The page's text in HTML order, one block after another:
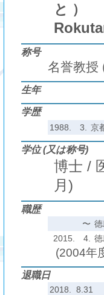
と ）
称号
名誉教授
生年
学歴
1988. 3. 京
学位 (又は称号)
博士 /
月)
職歴
〜
2015.
4.
(2004年
退職日
2018. 8.31